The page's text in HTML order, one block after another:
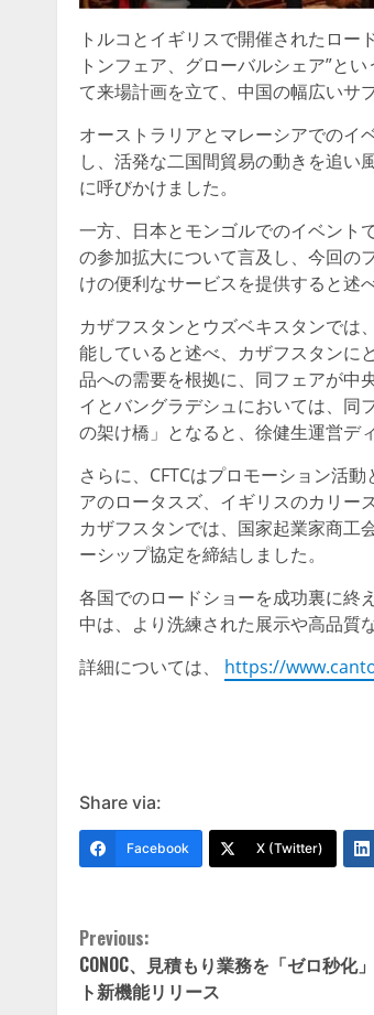
トルコとイギリスで開催されたロー
トンフェア、グローバルシェア”と
て来場計画を立て、中国の幅広いサ
オーストラリアとマレーシアでのイ
し、活発な二国間貿易の動きを追い
に呼びかけました。
一方、日本とモンゴルでのイベント
の参加拡大について言及し、今回の
けの便利なサービスを提供すると述
カザフスタンとウズベキスタンでは
能していると述べ、カザフスタンに
品への需要を根拠に、同フェアが中
イとバングラデシュにおいては、同
の架け橋」となると、徐健生運営デ
さらに、CFTCはプロモーション活
アのロータスズ、イギリスのカリー
カザフスタンでは、国家起業家商
ーシップ協定を締結しました。
各国でのロードショーを成功裏に終
中は、より洗練された展示や高品質
詳細については、 https://
Share via:
Facebook X (Twitter)
Continue
Reading
Previous:
CONOC、見積もり業務を「ゼロ秒化
ト新機能リリース